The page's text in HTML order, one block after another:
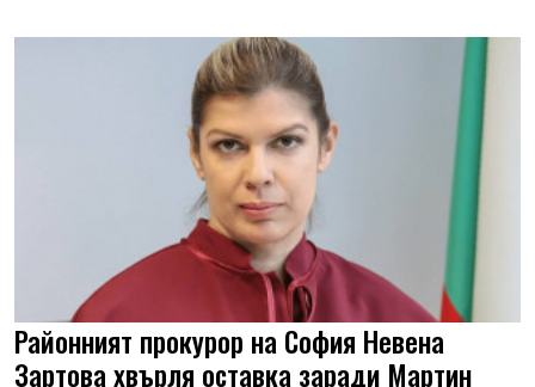
Районният прокурор на София Невена
Зартова хвърля оставка заради Мартин